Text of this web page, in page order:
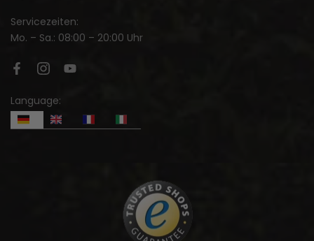
Servicezeiten:
Mo. – Sa.: 08:00 – 20:00 Uhr
Language: